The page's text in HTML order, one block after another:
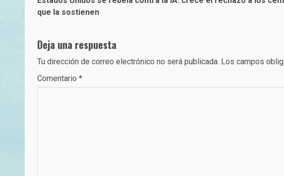
navigation
que la sostienen
Deja una respuesta
Tu dirección de correo electrónico no será publicada. Los campos
Comentario *